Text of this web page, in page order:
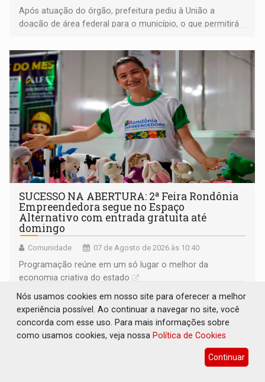
Após atuação do órgão, prefeitura pediu à União a
doação de área federal para o município, o que permitirá
SUCESSO NA ABERTURA: 2ª Feira Rondônia
Empreendedora segue no Espaço
Alternativo com entrada gratuita até
domingo
Comunidade 07 de Agosto de 2026 às 10:40
Programação reúne em um só lugar o melhor da
economia criativa do estado
Nós usamos cookies em nosso site para oferecer a melhor
experiência possível. Ao continuar a navegar no site, você
concorda com esse uso. Para mais informações sobre
como usamos cookies, veja nossa Política de Cookies
Continuar